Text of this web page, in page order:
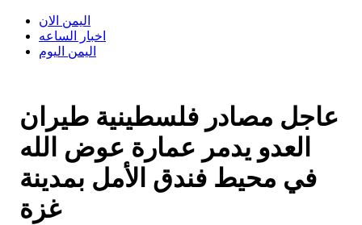
اليمن الان
اخبار الساعه
اليمن اليوم
عاجل مصادر فلسطينية طيران
العدو يدمر عمارة عوض الله
في محيط فندق الأمل بمدينة
غزة